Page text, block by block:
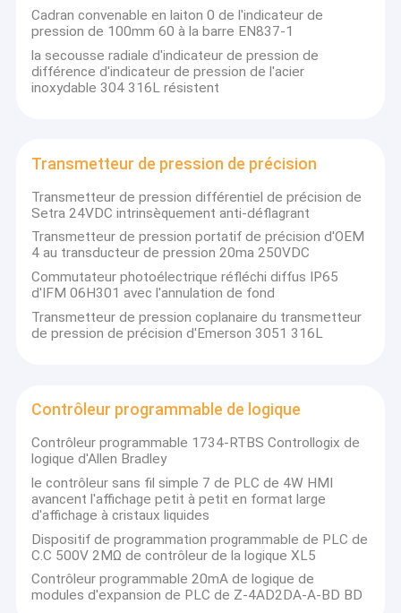
Cadran convenable en laiton 0 de l'indicateur de
pression de 100mm 60 à la barre EN837-1
la secousse radiale d'indicateur de pression de
différence d'indicateur de pression de l'acier
inoxydable 304 316L résistent
Transmetteur de pression de précision
Transmetteur de pression différentiel de précision de
Setra 24VDC intrinsèquement anti-déflagrant
Transmetteur de pression portatif de précision d'OEM
4 au transducteur de pression 20ma 250VDC
Commutateur photoélectrique réfléchi diffus IP65
d'IFM 06H301 avec l'annulation de fond
Transmetteur de pression coplanaire du transmetteur
de pression de précision d'Emerson 3051 316L
Contrôleur programmable de logique
Contrôleur programmable 1734-RTBS Controllogix de
logique d'Allen Bradley
le contrôleur sans fil simple 7 de PLC de 4W HMI
avancent l'affichage petit à petit en format large
d'affichage à cristaux liquides
Dispositif de programmation programmable de PLC de
C.C 500V 2MΩ de contrôleur de la logique XL5
Contrôleur programmable 20mA de logique de
modules d'expansion de PLC de Z-4AD2DA-A-BD BD